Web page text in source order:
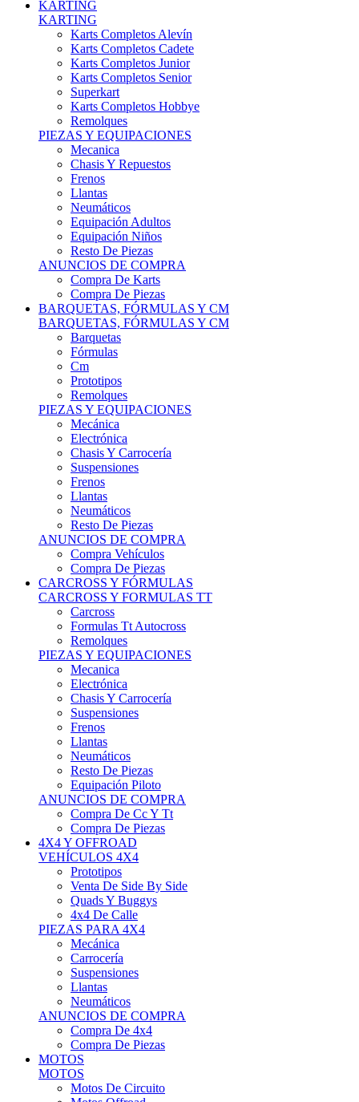
KARTING
KARTING
Karts Completos Alevín
Karts Completos Cadete
Karts Completos Junior
Karts Completos Senior
Superkart
Karts Completos Hobbye
Remolques
PIEZAS Y EQUIPACIONES
Mecanica
Chasis Y Repuestos
Frenos
Llantas
Neumáticos
Equipación Adultos
Equipación Niños
Resto De Piezas
ANUNCIOS DE COMPRA
Compra De Karts
Compra De Piezas
BARQUETAS, FÓRMULAS Y CM
BARQUETAS, FÓRMULAS Y CM
Barquetas
Fórmulas
Cm
Prototipos
Remolques
PIEZAS Y EQUIPACIONES
Mecánica
Electrónica
Chasis Y Carrocería
Suspensiones
Frenos
Llantas
Neumáticos
Resto De Piezas
ANUNCIOS DE COMPRA
Compra Vehículos
Compra De Piezas
CARCROSS Y FÓRMULAS
CARCROSS Y FORMULAS TT
Carcross
Formulas Tt Autocross
Remolques
PIEZAS Y EQUIPACIONES
Mecanica
Electrónica
Chasis Y Carrocería
Suspensiones
Frenos
Llantas
Neumáticos
Resto De Piezas
Equipación Piloto
ANUNCIOS DE COMPRA
Compra De Cc Y Tt
Compra De Piezas
4X4 Y OFFROAD
VEHÍCULOS 4X4
Prototipos
Venta De Side By Side
Quads Y Buggys
4x4 De Calle
PIEZAS PARA 4X4
Mecánica
Carrocería
Suspensiones
Llantas
Neumáticos
ANUNCIOS DE COMPRA
Compra De 4x4
Compra De Piezas
MOTOS
MOTOS
Motos De Circuito